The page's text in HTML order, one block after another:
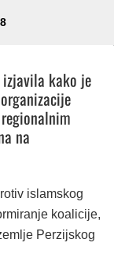
komentara
izjavila kako je
na
islamskog
koalicije,
Perzijskog